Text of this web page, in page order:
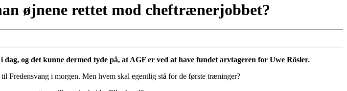
øjnene rettet mod cheftrænerjobbet?
og det kunne dermed tyde på, at AGF er ved at have fundet arvtageren for Uwe Rösler.
Fredensvang i morgen. Men hvem skal egentlig stå for de første træninger?